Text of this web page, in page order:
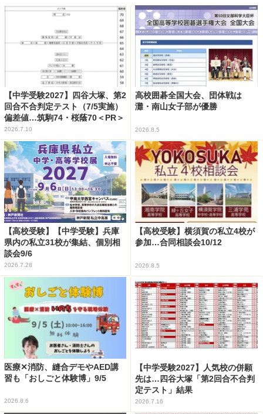
【中学受験2027】四谷大塚、第2
回合不合判定テスト（7/5実施）
偏差値…筑駒74・桜蔭70＜PR＞
2026.7.10
高校囲碁全国大会、団体戦は
灘・南山女子部が優勝
2026.8.5
【高校受験】【中学受験】兵庫
県内の私立31校が集結、個別相
談会9/6
2026.7.28
【高校受験】横須賀の私立4校が
参加…合同相談会10/12
2026.8.5
医療✕消防、縫合デモやAED講
習も「おしごと体験博」9/5
2026.8.6
【中学受験2027】人気校の併願
先は…四谷大塚「第2回合不合判
定テスト」結果
2026.7.16